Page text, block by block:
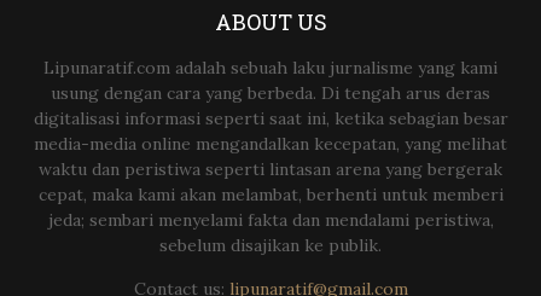
ABOUT US
Lipunaratif.com adalah sebuah laku jurnalisme yang kami
usung dengan cara yang berbeda. Di tengah arus deras
digitalisasi informasi seperti saat ini, ketika sebagian besar
media-media online mengandalkan kecepatan, yang melihat
waktu dan peristiwa seperti lintasan arena yang bergerak
cepat, maka kami akan melambat, berhenti untuk memberi
jeda; sembari menyelami fakta dan mendalami peristiwa,
sebelum disajikan ke publik.
Contact us: lipunaratif@gmail.com